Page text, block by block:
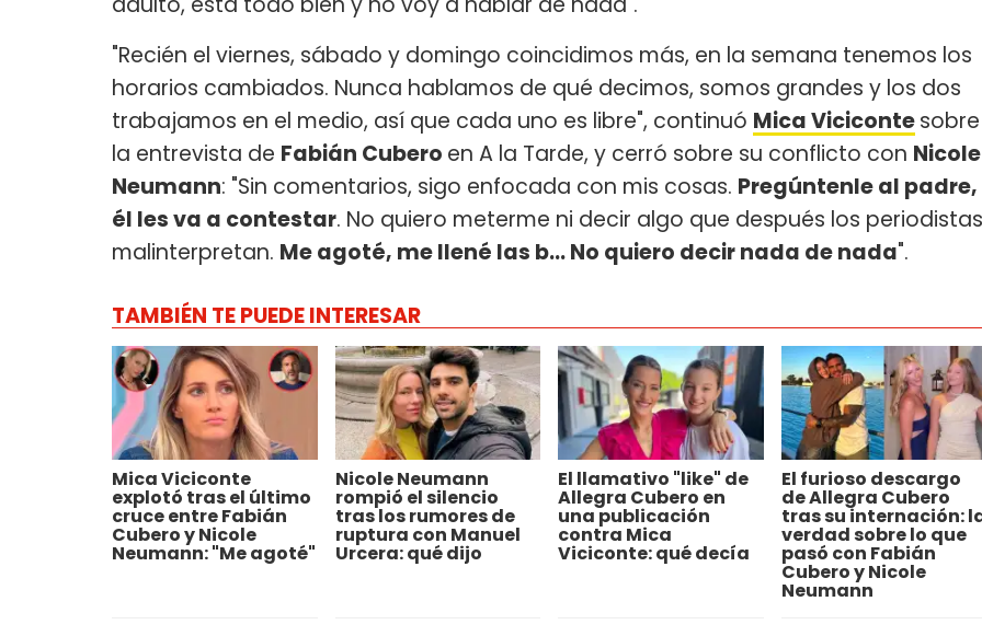
"Recién el viernes, sábado y domingo coincidimos más, en la semana tenemos los
horarios cambiados. Nunca hablamos de qué decimos, somos grandes y los dos
trabajamos en el medio, así que cada uno es libre", continuó Mica Vicicontesobre
la entrevista de Fabián Cubero en A la Tarde, y cerró sobre su conflicto con Nicole
Neumann: "Sin comentarios, sigo enfocada con mis cosas. Pregúntenle al padre,
él les va a contestar. No quiero meterme ni decir algo que después los periodistas
malinterpretan. Me agoté, me llené las b... No quiero decir nada de nada".
TAMBIÉN TE PUEDE INTERESAR
Mica Viciconte
explotó tras el último
cruce entre Fabián
Cubero y Nicole
Neumann: "Me agoté"
Nicole Neumann
rompió el silencio
tras los rumores de
ruptura con Manuel
Urcera: qué dijo
El llamativo "like" de
Allegra Cubero en
una publicación
contra Mica
Viciconte: qué decía
El furioso descargo
de Allegra Cubero
tras su internación:
verdad sobre lo que
pasó con Fabián
Cubero y Nicole
Neumann